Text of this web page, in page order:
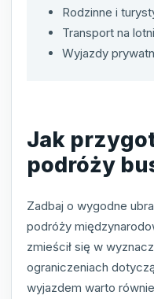
Rodzinne i
Transport na
Wyjazdy
Jak
podróży
Zadbaj o wygodne
podróży
zmieścił się w
ograniczeniach
wyjazdem warto